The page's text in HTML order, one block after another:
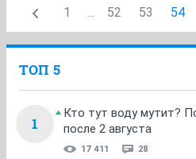
1 ... 52 53 54
ТОП 5
1
Кто тут воду мутит?
после 2 августа
17 411 28